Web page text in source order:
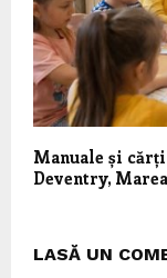
Manuale și
Deventry,
LASĂ UN